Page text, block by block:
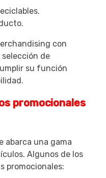
con
de
su función
promocionales
abarca una gama
Algunos de los
promocionales: